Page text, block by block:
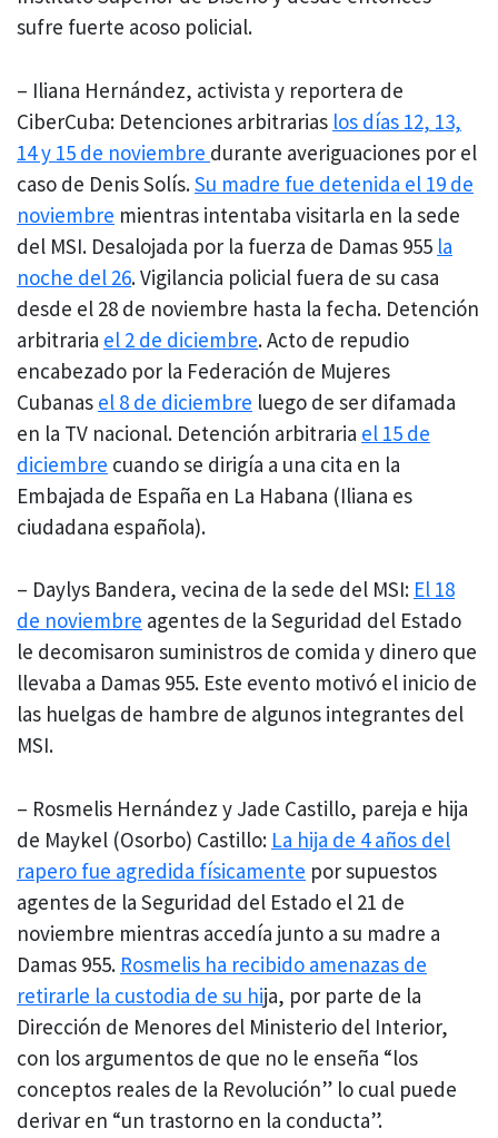
sufre fuerte acoso policial.
– Iliana Hernández, activista y reportera de
CiberCuba: Detenciones arbitrarias los días 12, 13,
14 y 15 de noviembre durante averiguaciones por el
caso de Denis Solís.Su madre fue detenida el 19 de
noviembre mientras intentaba visitarla en la sede
del MSI. Desalojada por la fuerza de Damas 955 la
noche del 26. Vigilancia policial fuera de su casa
desde el 28 de noviembre hasta la fecha. Detención
arbitraria el 2 de diciembre. Acto de repudio
encabezado por la Federación de Mujeres
Cubanas el 8 de diciembre luego de ser difamada
en la TV nacional. Detención arbitraria el 15 de
diciembre cuando se dirigía a una cita en la
Embajada de España en La Habana (Iliana es
ciudadana española).
– Daylys Bandera, vecina de la sede del MSI: El 18
de noviembre agentes de la Seguridad del Estado
le decomisaron suministros de comida y dinero que
llevaba a Damas 955. Este evento motivó el inicio de
las huelgas de hambre de algunos integrantes del
MSI.
– Rosmelis Hernández y Jade Castillo, pareja e hija
de Maykel (Osorbo) Castillo: La hija de 4 años del
rapero fue agredida físicamente por supuestos
agentes de la Seguridad del Estado el 21 de
noviembre mientras accedía junto a su madre a
Damas 955. Rosmelis ha recibido amenazas de
retirarle la custodia de su hija, por parte de la
Dirección de Menores del Ministerio del Interior,
con los argumentos de que no le enseña “los
conceptos reales de la Revolución” lo cual puede
derivar en “un trastorno en la conducta”.